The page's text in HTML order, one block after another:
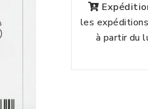
les
à partir du